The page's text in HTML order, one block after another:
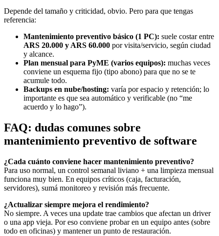
Depende del tamaño y criticidad, obvio. Pero para que tengas
referencia:
Mantenimiento preventivo básico (1 PC): suele costar entre
ARS 20.000 y ARS 60.000 por visita/servicio, según ciudad
y alcance.
Plan mensual para PyME (varios equipos): muchas veces
conviene un esquema fijo (tipo abono) para que no se te
acumule todo.
Backups en nube/hosting: varía por espacio y retención; lo
importante es que sea automático y verificable (no “me
acuerdo y lo hago”).
FAQ: dudas comunes sobre
mantenimiento preventivo de software
¿Cada cuánto conviene hacer mantenimiento preventivo?
Para uso normal, un control semanal liviano + una limpieza mensual
funciona muy bien. En equipos críticos (caja, facturación,
servidores), sumá monitoreo y revisión más frecuente.
¿Actualizar siempre mejora el rendimiento?
No siempre. A veces una update trae cambios que afectan un driver
o una app vieja. Por eso conviene probar en un equipo antes (sobre
todo en oficinas) y mantener un punto de restauración.